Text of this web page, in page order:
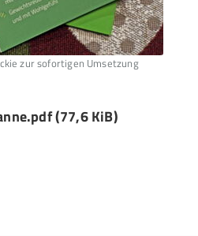
zur sofortigen Umsetzung
(77,6 KiB)